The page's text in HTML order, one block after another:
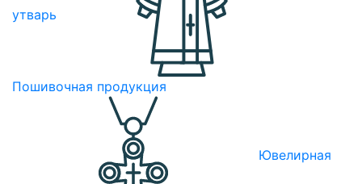
утварь
Пошивочная продукция
Ювелирная